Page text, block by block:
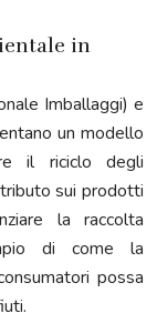
in
Imballaggi) e
un modello
il riciclo degli
sui prodotti
la raccolta
di come la
possa